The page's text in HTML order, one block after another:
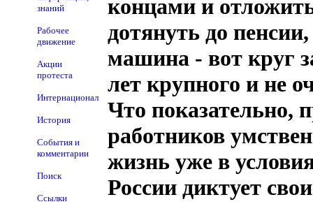
знаний
Рабочее
движение
Акции
протеста
Интернационал
История
События и
комментарии
Поиск
Ссылки
концами и
дотянуть до
машина - вот круг
лет крупного и не
Что показательно,
работников
жизнь уже в
России диктует